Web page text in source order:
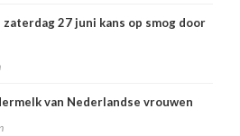
zaterdag 27 juni kans op smog door
van Nederlandse vrouwen